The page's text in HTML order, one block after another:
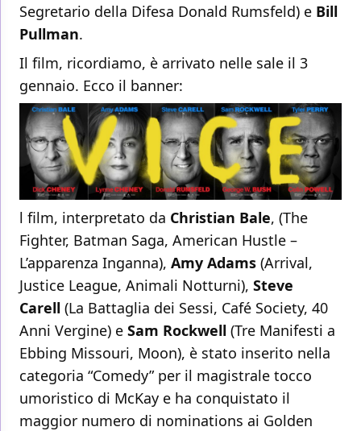
Segretario della Difesa Donald Rumsfeld) e Bill
Pullman.
Il film, ricordiamo, è arrivato nelle sale il 3
gennaio. Ecco il banner:
l film, interpretato da Christian Bale, (The
Fighter, Batman Saga, American Hustle –
L’apparenza Inganna), Amy Adams (Arrival,
Justice League, Animali Notturni), Steve
Carell (La Battaglia dei Sessi, Café Society, 40
Anni Vergine) e Sam Rockwell (Tre Manifesti a
Ebbing Missouri, Moon), è stato inserito nella
categoria “Comedy” per il magistrale tocco
umoristico di McKay e ha conquistato il
maggior numero di nominations ai Golden